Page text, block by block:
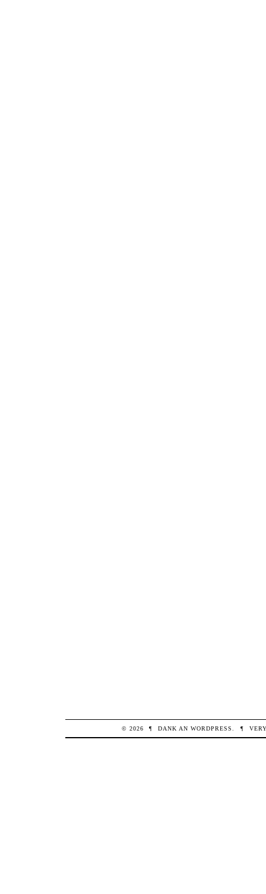
© 2026 ¶ DANK ANWORDPRESS ¶